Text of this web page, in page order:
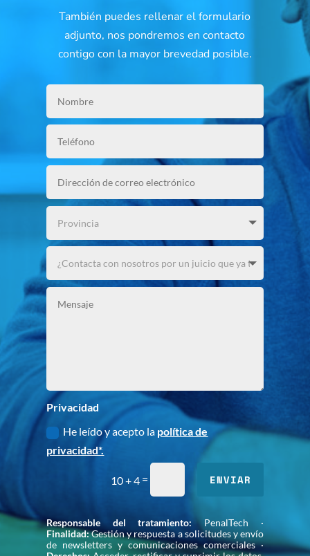
También puedes rellenar el formulario
adjunto, nos pondremos en contacto
contigo con la mayor brevedad posible.
Privacidad
He leído y acepto la política de
privacidad*.
10 + 4 = ENVIAR
Responsable del tratamiento: PenalTech ·
Finalidad:Gestión y respuesta a solicitudes y envío
de newsletters y comunicaciones comerciales ·